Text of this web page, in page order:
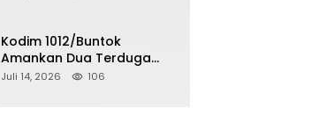
APBD 2025
Kodim 1012/Buntok
Amankan Dua Terduga
Pencuri Aset Perusahaan
Juli 14, 2026 106